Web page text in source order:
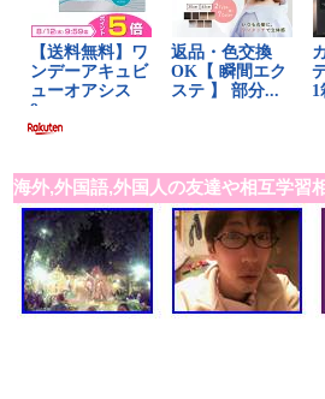
海外,外国語,外国人の友達や相互学習